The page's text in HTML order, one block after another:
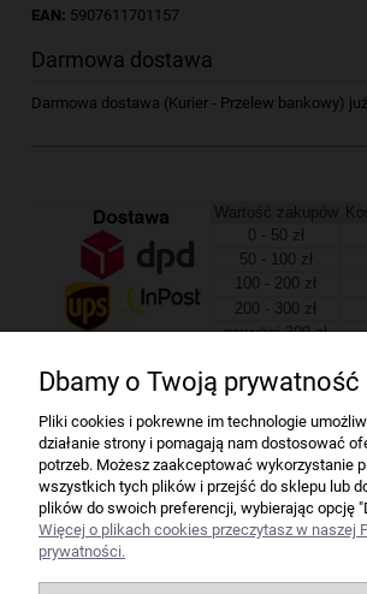
EAN: 5907611701157
Darmowa dostawa
Darmowa dostawa (Kurier - Przelew bankowy) już
Wartość zakupów
0 - 50 zł
50 - 100 zł
100 - 200 zł
200 - 300 zł
powyżej 300 zł
Firma
Bindownice wg producentów
Niszczarki wg producentów
Dbamy o Twoją prywatność
Pliki cookies i pokrewne im technologie
działanie strony i pomagają nam dostosować
potrzeb. Możesz zaakceptować wykorzystanie
wszystkich tych plików i przejść do sklepu lub
plików do swoich preferencji, wybierając opcję
Więcej o plikach cookies przeczytasz w naszej
prywatności.